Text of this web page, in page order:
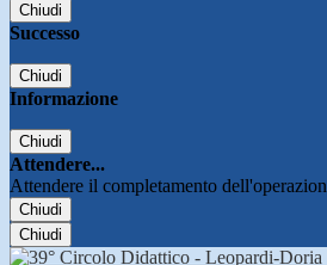
Chiudi
Successo
Chiudi
Informazione
Chiudi
Attendere...
Attendere il completamento
Chiudi
Chiudi